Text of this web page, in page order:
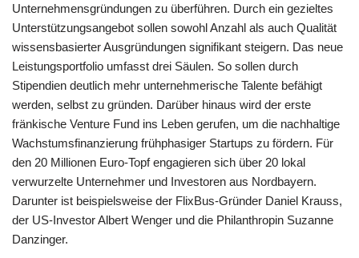
Unternehmensgründungen zu überführen. Durch ein gezieltes
Unterstützungsangebot sollen sowohl Anzahl als auch Qualität
wissensbasierter Ausgründungen signifikant steigern. Das neue
Leistungsportfolio umfasst drei Säulen. So sollen durch
Stipendien deutlich mehr unternehmerische Talente befähigt
werden, selbst zu gründen. Darüber hinaus wird der erste
fränkische Venture Fund ins Leben gerufen, um die nachhaltige
Wachstumsfinanzierung frühphasiger Startups zu fördern. Für
den 20 Millionen Euro-Topf engagieren sich über 20 lokal
verwurzelte Unternehmer und Investoren aus Nordbayern.
Darunter ist beispielsweise der FlixBus-Gründer Daniel Krauss,
der US-Investor Albert Wenger und die Philanthropin Suzanne
Danzinger.